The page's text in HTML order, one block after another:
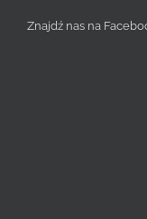
Znajdź nas na